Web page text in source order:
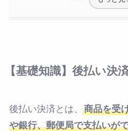
【基礎知識】後払い決
後払い決済とは、 商品を受
や銀行、郵便局で支払いが